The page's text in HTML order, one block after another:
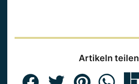
Artikeln teilen